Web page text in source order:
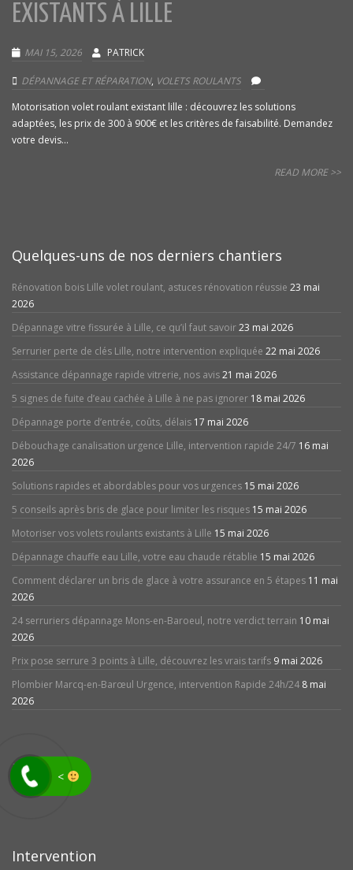
EXISTANTS À LILLE
MAI 15, 2026 PATRICK
DÉPANNAGE ET RÉPARATION, VOLETS ROULANTS
Motorisation volet roulant existant lille : découvrez les solutions
adaptées, les prix de 300 à 900€ et les critères de faisabilité. Demandez
votre devis...
READ MORE >>
Quelques-uns de nos derniers chantiers
Rénovation bois Lille volet roulant, astuces rénovation réussie 23 mai
2026
Dépannage vitre fissurée à Lille, ce qu’il faut savoir23 mai 2026
Serrurier perte de clés Lille, notre intervention expliquée 22 mai 2026
Assistance dépannage rapide vitrerie, nos avis21 mai 2026
5 signes de fuite d’eau cachée à Lille à ne pas ignorer 18 mai 2026
Dépannage porte d’entrée, coûts, délais 17 mai 2026
Débouchage canalisation urgence Lille, intervention rapide 24/7 16 mai
2026
Solutions rapides et abordables pour vos urgences 15 mai 2026
5 conseils après bris de glace pour limiter les risques 15 mai 2026
Motoriser vos volets roulants existants à Lille 15 mai 2026
Dépannage chauffe eau Lille, votre eau chaude rétablie 15 mai 2026
Comment déclarer un bris de glace à votre assurance en 5 étapes 11 mai
2026
24 serruriers dépannage Mons-en-Baroeul, notre verdict terrain 10 mai
2026
Prix pose serrure 3 points à Lille, découvrez les vrais tarifs 9 mai 2026
Plombier Marcq-en-Barœul Urgence, intervention Rapide 24h/24 8 mai
2026
avis
Intervention
<